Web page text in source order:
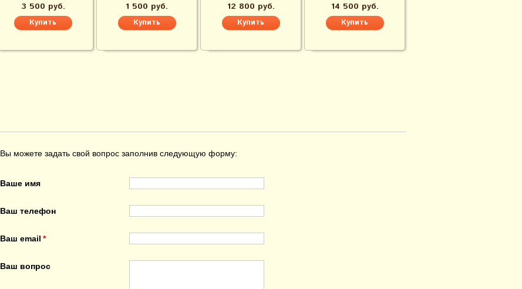
3 500 руб. 1 500 руб. 12 800 руб. 14 500 руб.
Вы можете задать свой вопрос заполнив следующую форму:
Ваше имя
Ваш телефон
Ваш email
Ваш вопрос